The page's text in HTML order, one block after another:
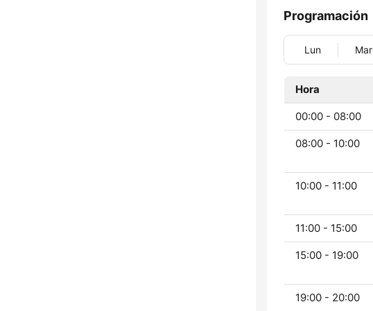
Programación
Lun Mar
Hora
00:00 - 08:00
08:00 - 10:00
10:00 - 11:00
11:00 - 15:00
15:00 - 19:00
19:00 - 20:00